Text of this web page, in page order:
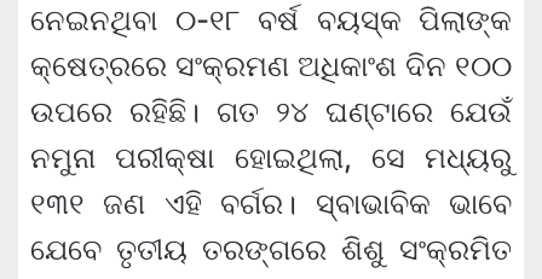
ନେଇନଥିବା ୦-୧୮ ବର୍ଷ ବୟସ୍କ ପିଲାଙ୍କ
କ୍ଷେତ୍ରରେ ସଂକ୍ରମଣ ଅଧିକାଂଶ ଦିନ ୧୦୦
ଉପରେ ରହିଛି। ଗତ ୨୪ ଘଣ୍ଟାରେ ଯେଉଁ
ନମୁନା ପରୀକ୍ଷା ହୋଇଥିଲା, ସେ ମଧ୍ୟରୁ
୧୩୧ ଜଣ ଏହି ବର୍ଗର। ସ୍ବାଭାବିକ ଭାବେ
ଯେବେ ତୃତୀୟ ତରଙ୍ଗରେ ଶିଶୁ ସଂକ୍ରମିତ